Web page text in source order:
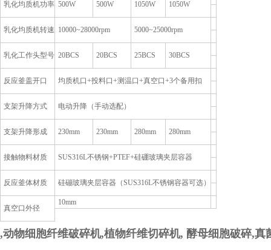
乳化均质机功率 500W 500W 1050W 1050W
乳化均质机转速 10000~28000rpm 5000~25000rpm
乳化工作头型号 20BCS 20BCS 25BCS 30BCS
反应釜盖开口 均质机口+投料口+测温口+真空口+3个备用扣
支架升降方式 电动升降（手动选配）
支架升降形成 230mm 230mm 280mm 280mm
接触物料材质 SUS316L不锈钢+PTEF+硅硼玻璃夹层容器
反应釜体材质 硅磞玻璃夹层容器（SUS316L不锈钢容器可选）
真空口外径
10mm
,动物细胞纤维破碎机,植物纤维切碎机, 酵母细胞破碎,真